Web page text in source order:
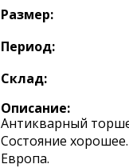
Размер:
Период:
Склад:
Описание:
Антикварный
Состояние
Европа.